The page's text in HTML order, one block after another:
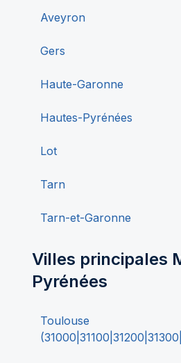
Aveyron
Gers
Haute-Garonne
Hautes-Pyrénées
Lot
Tarn
Tarn-et-Garonne
Villes principales
Pyrénées
Toulouse
(